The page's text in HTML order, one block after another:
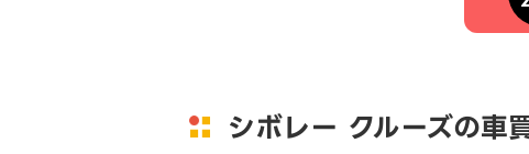
シボレー クルーズの車